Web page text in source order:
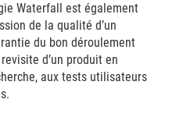
Waterfall est également
de la qualité d’un
du bon déroulement
d’un produit en
aux tests utilisateurs